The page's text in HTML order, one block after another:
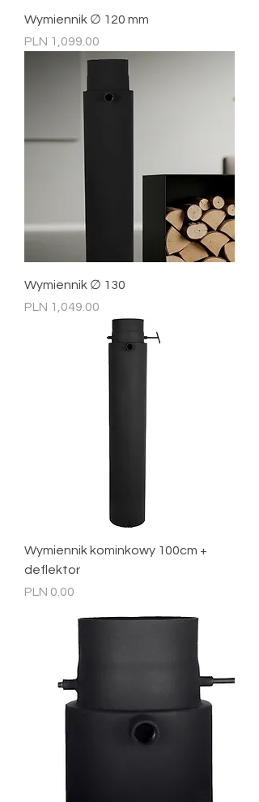
Wymiennik ∅ 120 mm
Price
PLN 1,099.00
Wymiennik ∅ 130
Price
PLN 1,049.00
Wymiennik kominkowy 100cm +
deflektor
Price
PLN 0.00